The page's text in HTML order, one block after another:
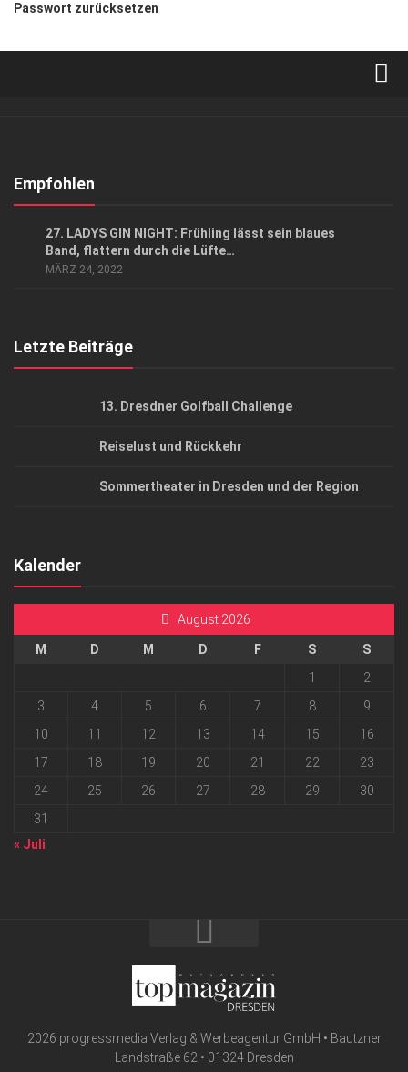
Passwort zurücksetzen
Kontakt, Impressum
Empfohlen
27. LADYS GIN NIGHT: Frühling lässt sein blaues
Band, flattern durch die Lüfte…
MÄRZ 24, 2022
Letzte Beiträge
13. Dresdner Golfball Challenge
Reiselust und Rückkehr
Sommertheater in Dresden und der Region
Kalender
August 2026
M D M D F S
S
1
2
3
4 5 6 7 8
9
10
11 12 13 14 15
16
17
18 19 20 21 22
23
24
25 26 27 28 29
30
31
« Juli
2026 progressmedia Verlag & Werbeagentur GmbH • Bautzner
Landstraße 62 • 01324 Dresden